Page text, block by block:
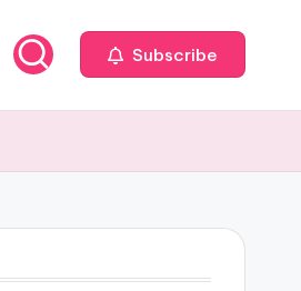
Subscribe